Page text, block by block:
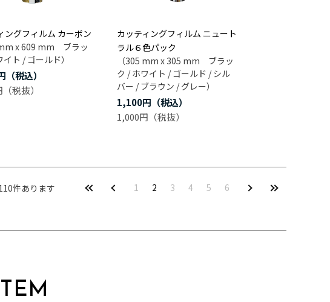
ングフィルム カーボン
mm x 609 mm ブラッ
ト / ゴールド）
カッティングフィルム ニュート
ラル６色パック
（305 mm x 305 mm ブラッ
ク / ホワイト / ゴールド / シル
バー / ブラウン / グレー）
1,100円
1,000円
件あります 1 2 3 4 5 6